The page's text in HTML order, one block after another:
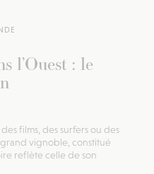
l’Ouest : le
films, des surfers ou des
grand vignoble, constitué
reflète celle de son